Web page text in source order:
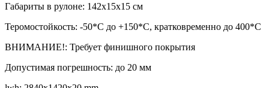
Габариты в рулоне: 142х15х15 см
Теромостойкость: -50*С до +150*С, кратковременно до 400*C
ВНИМАНИЕ!: Требует финишного покрытия
Допустимая погрешность: до 20 мм